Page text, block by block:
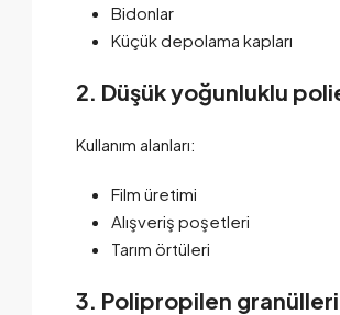
Bidonlar
Küçük depolama kapları
2. Düşük yoğunluklu
Kullanım alanları:
Film üretimi
Alışveriş poşetleri
Tarım örtüleri
3. Polipropilen granülleri